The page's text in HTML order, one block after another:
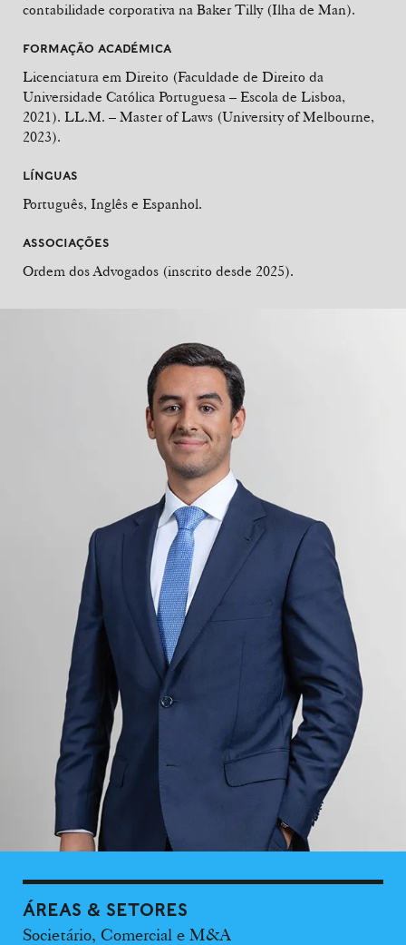
contabilidade corporativa na Baker Tilly (Ilha de Man).
FORMAÇÃO ACADÉMICA
Licenciatura em Direito (Faculdade de Direito da
Universidade Católica Portuguesa – Escola de Lisboa,
2021). LL.M. – Master of Laws (University of Melbourne,
2023).
LÍNGUAS
Português, Inglês e Espanhol.
ASSOCIAÇÕES
Ordem dos Advogados (inscrito desde 2025).
ÁREAS & SETORES
Societário, Comercial e M&A